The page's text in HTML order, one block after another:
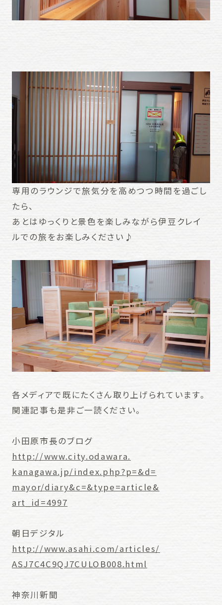
専用のラウンジで旅気分を高めつつ時間を過ごし
たら、
あとはゆっくりと景色を楽しみながら伊豆 クレイ
ルでの旅をお楽しみください♪
各メディアで既にたくさん取り上げられています。
関連記事も是非ご一読ください。
小田原市長のブログ
http://www.city.odawara.
kanagawa.jp/index.php?p=&d=
mayor/diary&c=&type=article&
art_id=4997
朝日デジタル
http://www.asahi.com/articles/
ASJ7C4C9QJ7CULOB008.html
神奈川新聞